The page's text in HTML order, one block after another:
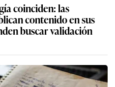
coinciden: las
contenido en sus
buscar validación